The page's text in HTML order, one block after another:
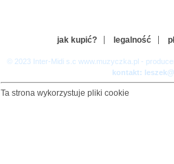
jak kupić? legalność
© 2023 Inter-Midi s.c www.muzyczka.pl -
kontakt:
Ta strona wykorzystuje pliki cookie